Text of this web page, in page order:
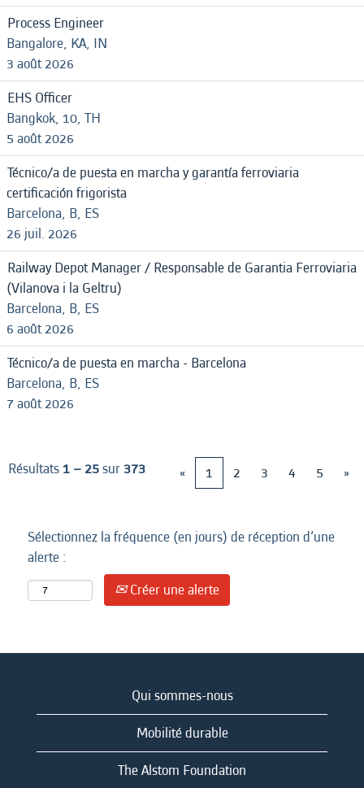
Process Engineer
Bangalore, KA, IN
3 août 2026
EHS Officer
Bangkok, 10, TH
5 août 2026
Técnico/a de puesta en marcha y garantía ferroviaria
certificación frigorista
Barcelona, B, ES
26 juil. 2026
Railway Depot Manager / Responsable de Garantia Ferroviaria
(Vilanova i la Geltru)
Barcelona, B, ES
6 août 2026
Técnico/a de puesta en marcha - Barcelona
Barcelona, B, ES
7 août 2026
Résultats1 – 25sur 373 « 1 2 3 4 5 »
Sélectionnez la fréquence (en jours) de réception d’une
alerte :
Créer une alerte
Qui sommes-nous
Mobilité durable
The Alstom Foundation